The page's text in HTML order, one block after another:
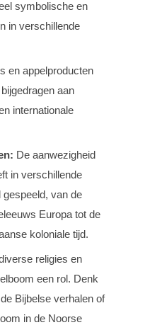
symbolische en
in verschillende
en appelproducten
aan
internationale
De aanwezigheid
in verschillende
van de
Europa tot de
koloniale tijd.
religies en
een rol. Denk
Bijbelse verhalen of
in de Noorse